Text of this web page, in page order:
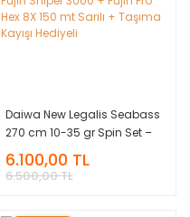
Daiwa New Legalis Seabass
270 cm 10-35 gr Spin Set –
Fujin Sniper 3000 + Fujin Pro
Hex 8X 150 mt Sarılı + Taşıma
Kayışı Hediyeli
6.100,00 TL
6.500,00 TL